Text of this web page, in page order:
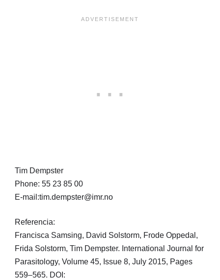
Tim Dempster
Phone: 55 23 85 00
E-mail:tim.dempster@imr.no
Referencia:
Francisca Samsing, David Solstorm, Frode Oppedal,
Frida Solstorm, Tim Dempster. International Journal for
Parasitology, Volume 45, Issue 8, July 2015, Pages
559–565. DOI: